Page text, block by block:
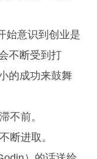
始意识到创业是
不断受到打
的成功来鼓舞
不前。
断进取。